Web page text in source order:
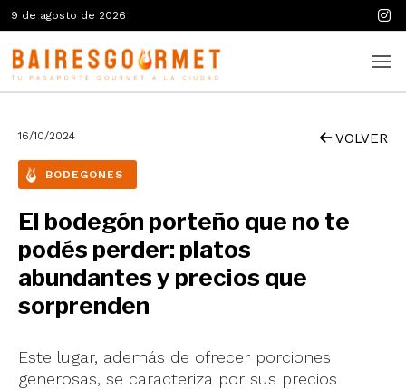
9 de agosto de 2026
16/10/2024 VOLVER
BODEGONES
El bodegón porteño que no te
podés perder: platos
abundantes y precios que
sorprenden
Este lugar, además de ofrecer porciones
generosas, se caracteriza por sus precios